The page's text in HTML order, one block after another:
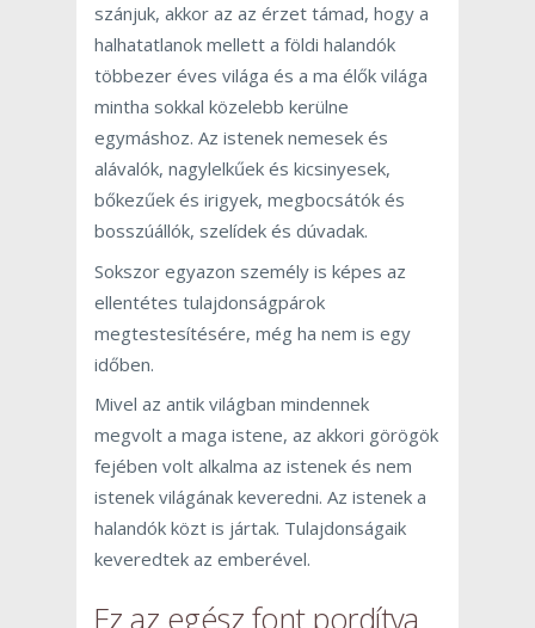
szánjuk, akkor az az érzet támad, hogy a
halhatatlanok mellett a földi halandók
többezer éves világa és a ma élők világa
mintha sokkal közelebb kerülne
egymáshoz. Az istenek nemesek és
alávalók, nagylelkűek és kicsinyesek,
bőkezűek és irigyek, megbocsátók és
bosszúállók, szelídek és dúvadak.
Sokszor egyazon személy is képes az
ellentétes tulajdonságpárok
megtestesítésére, még ha nem is egy
időben.
Mivel az antik világban mindennek
megvolt a maga istene, az akkori görögök
fejében volt alkalma az istenek és nem
istenek világának keveredni. Az istenek a
halandók közt is jártak. Tulajdonságaik
keveredtek az emberével.
Ez az egész font pordítva